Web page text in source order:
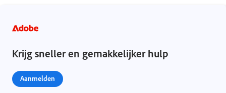
Krijg sneller en gemakkelijker hulp
Aanmelden